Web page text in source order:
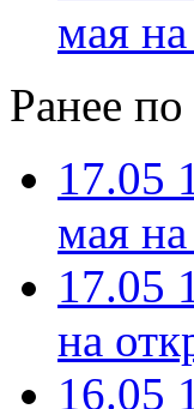
мая
Ранее по
17.05
мая
17.05
на
16.05